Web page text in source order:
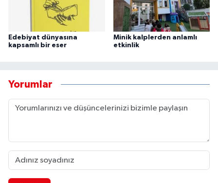
Edebiyat dünyasına
kapsamlı bir eser
Minik kalplerden anlamlı
etkinlik
Yorumlar